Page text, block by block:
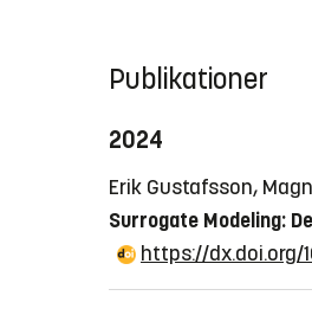
Publikationer
2024
Erik Gustafsson,
Surrogate Modeling:
https://dx.doi.org/